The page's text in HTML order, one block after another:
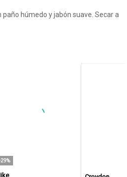
paño húmedo y jabón suave. Secar a
29%